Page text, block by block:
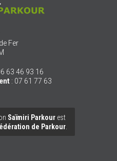
Fer
63 46 93 16
: 07 61 77 63
Saïmiri Parkourest
de Parkour.